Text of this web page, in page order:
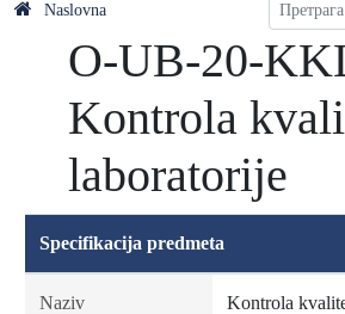
Naslovna
O-UB-20-
Kontrola
laboratorije
Specifikacija predmeta
Naziv Kontrola